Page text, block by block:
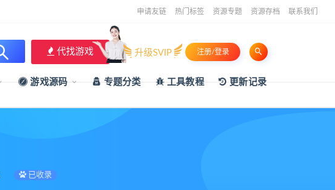
申请友链 热门标签 资源专题 资源存档 联系我们
代找游戏 升级SVIP 注册/登录
游戏源码 专题分类 工具教程 更新记录
已收录